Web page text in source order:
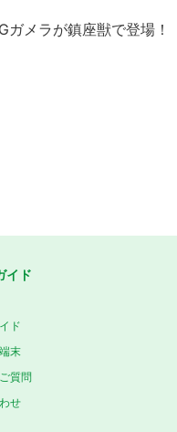
ガメラが鎮座獣で登場！
イド
ド
末
質問
せ